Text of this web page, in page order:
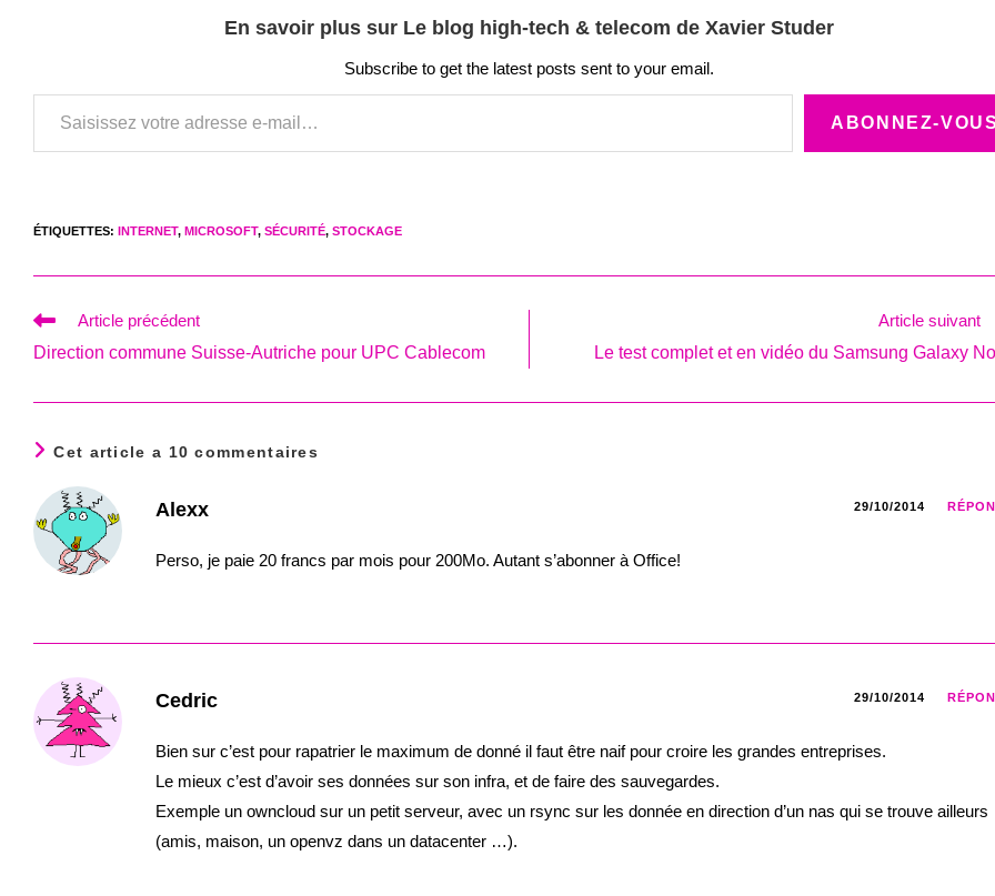
En savoir plus sur Le blog high-tech & telecom de Xavier Studer
Subscribe to get the latest posts sent to your email.
Saisissez votre adresse e-mail…
ABONNEZ-VOUS
ÉTIQUETTES: INTERNET, MICROSOFT, SÉCURITÉ, STOCKAGE
Read
articles
Article précédent
Direction commune Suisse-Autriche pour UPC Cablecom
Article suivant
Le test complet et en vidéo du Samsung Galaxy
Cet article a 10 commentaires
Alexx 29/10/2014
Perso, je paie 20 francs par mois pour 200Mo. Autant s’abonner à Office!
Cedric 29/10/2014
Bien sur c’est pour rapatrier le maximum de donné il faut être naif pour croire les grandes entreprises.
Le mieux c’est d’avoir ses données sur son infra, et de faire des sauvegardes.
Exemple un owncloud sur un petit serveur, avec un rsync sur les donnée en direction d’un nas qui se trouve ailleurs
(amis, maison, un openvz dans un datacenter …).